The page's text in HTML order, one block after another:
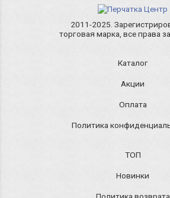
2011-2025.
торговая марка, все права
Каталог
Акции
Оплата
Политика
ТОП
Новинки